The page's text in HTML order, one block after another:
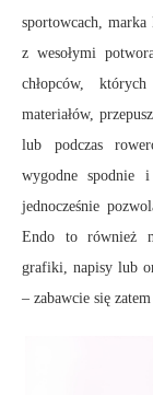
sportowcach,
z wesołymi
chłopców,
materiałów,
lub podczas
wygodne spodnie
jednocześnie
Endo to również
grafiki, napisy lub
– zabawcie się